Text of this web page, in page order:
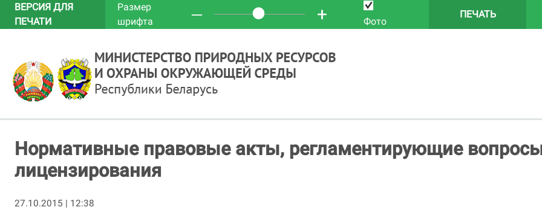
ВЕРСИЯ ДЛЯ
ПЕЧАТИ
Размер
шрифта
─ + Фото
ПЕЧАТЬ
Нормативные правовые акты, регламентирующие
лицензирования
27.10.2015 | 12:38